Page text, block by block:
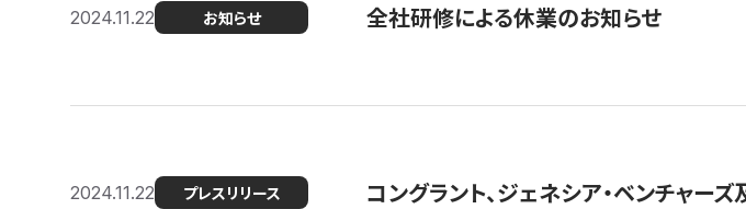
2024.11.22 お知らせ 全社研修による休業のお知らせ
2024.11.22 プレスリリース コングラント、ジェネシア・ベンチャ